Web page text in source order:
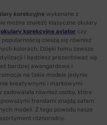
korekcyjne wykonane z
można znaleźć klasyczne okulary
okulary korekcyjne aviator czy
popularnością cieszą się również
kolorach. Dzięki temu zawsze
i będziesz prezentować się
bardziej awangardowe i
na takie modele jedynie
kreatywnymi i markowymi
również osoby, które
trendami znajdą zatem
modeli. Z tego powodu nasze
różnorodny.